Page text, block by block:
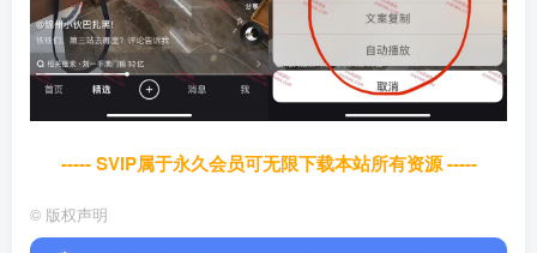
----- SVIP属于永久会员可无限下载本站所有资源 -----
© 版权声明